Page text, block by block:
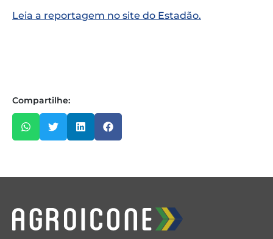
Leia a reportagem no site do Estadão.
Compartilhe: